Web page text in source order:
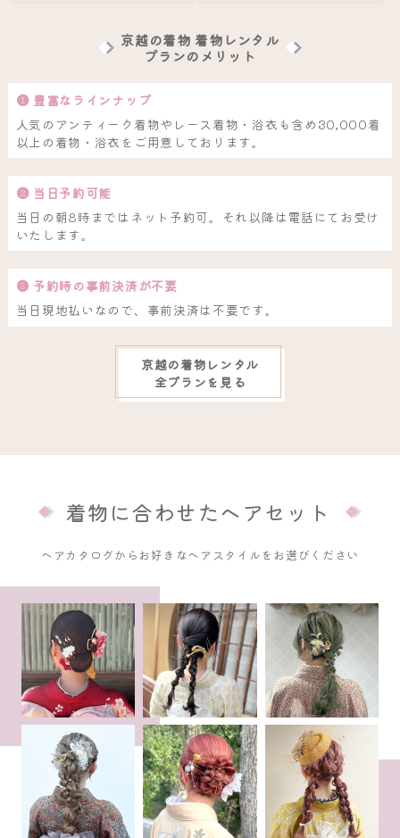
京越の着物 着物レンタル
プランのメリット
❶ 豊富なラインナップ
人気のアンティーク着物やレース着物・浴衣も含め30,000着
以上の着物・浴衣をご用意しております。
❷ 当日予約可能
当日の朝8時まではネット予約可。それ以降は電話にてお受け
いたします。
❸ 予約時の事前決済が不要
当日現地払いなので、事前決済は不要です。
京越の着物レンタル
全プランを見る
着物に合わせたヘアセット
ヘアカタログからお好きなヘアスタイルをお選びください